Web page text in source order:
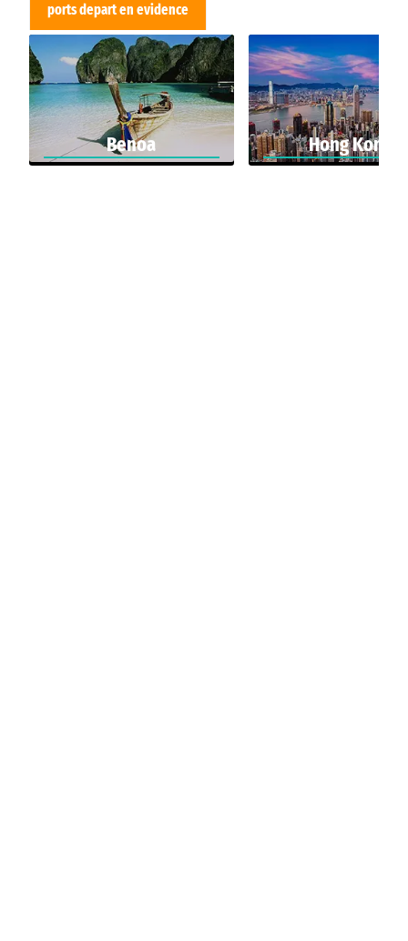
ports depart en evidence
Benoa Hong Kong